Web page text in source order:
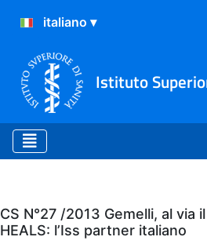
Istituto
Eventi
CS N°27 /2013 Gemelli, al via
HEALS: l’Iss partner italiano